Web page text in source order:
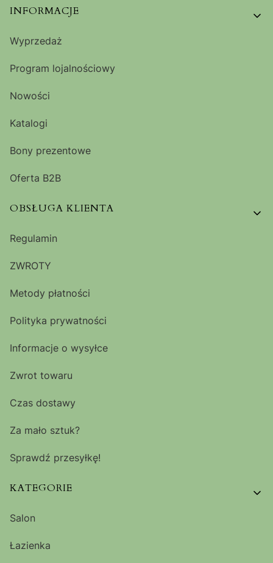
Linki w stopce
INFORMACJE
Wyprzedaż
Program lojalnościowy
Nowości
Katalogi
Bony prezentowe
Oferta B2B
OBSŁUGA KLIENTA
Regulamin
ZWROTY
Metody płatności
Polityka prywatności
Informacje o wysyłce
Zwrot towaru
Czas dostawy
Za mało sztuk?
Sprawdź przesyłkę!
KATEGORIE
Salon
Łazienka